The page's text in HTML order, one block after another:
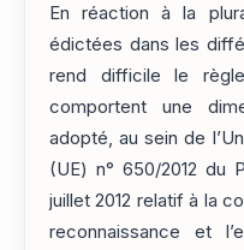
En réaction à la
édictées dans les
rend difficile le
comportent une
adopté, au sein de
(UE) n° 650/2012 du
juillet 2012 relatif à la
reconnaissance et